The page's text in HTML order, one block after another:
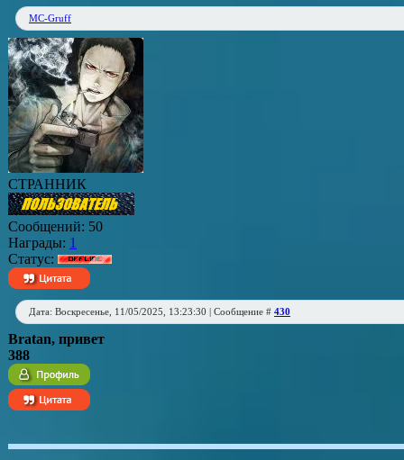
MC-Gruff
СТРАННИК
Сообщений: 50
Награды: 1
Статус:
Дата: Воскресенье, 11/05/2025, 13:23:30 | Сообщение # 430
Bratan, привет
388